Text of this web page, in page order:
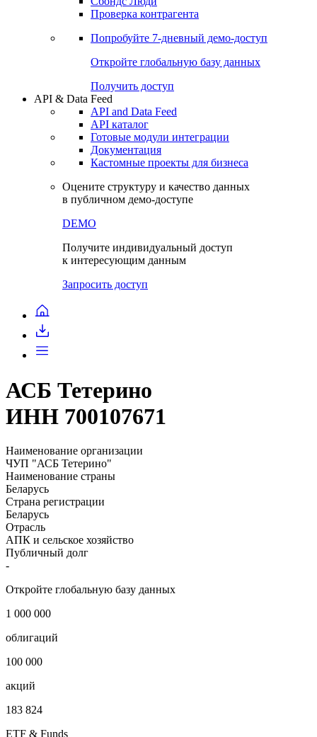
Сохраненные запросы
Чат
Проверка контрагента
Попробуйте7-дневный
Откройте глобальную базу данных
Получить доступ
API & Data Feed
API and Data Feed
Готовые модули интеграции
Документация
в публичном демо-доступе
ИНН 700107671
Наименование организации
ЧУП "АСБ Тетерино"
Наименование страны
Беларусь
Страна регистрации
АПК и сельское хозяйство
-
Откройте глобальную базу данных
1 000 000
облигаций
100 000
акций